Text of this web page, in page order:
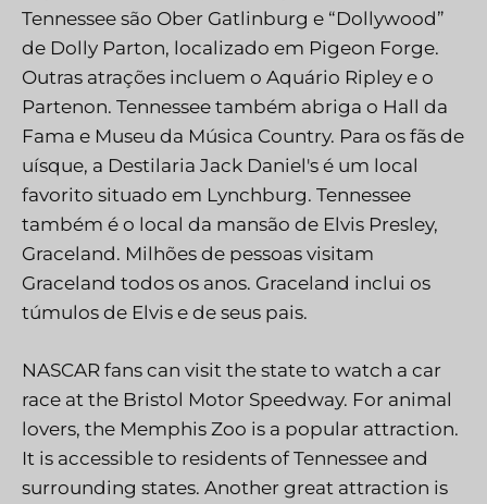
Tennessee são Ober Gatlinburg e “Dollywood”
de Dolly Parton, localizado em Pigeon Forge.
Outras atrações incluem o Aquário Ripley e o
Partenon. Tennessee também abriga o Hall da
Fama e Museu da Música Country. Para os fãs de
uísque, a Destilaria Jack Daniel's é um local
favorito situado em Lynchburg. Tennessee
também é o local da mansão de Elvis Presley,
Graceland. Milhões de pessoas visitam
Graceland todos os anos. Graceland inclui os
túmulos de Elvis e de seus pais.
NASCAR fans can visit the state to watch a car
race at the Bristol Motor Speedway. For animal
lovers, the Memphis Zoo is a popular attraction.
It is accessible to residents of Tennessee and
surrounding states. Another great attraction is